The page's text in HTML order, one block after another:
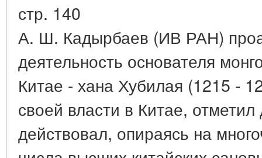
стр. 140
А. Ш. Кадырбаев (ИВ РАН)
деятельность основателя
Китае - хана Хубилая (1215 -
своей власти в Китае, отметил
действовал, опираясь на